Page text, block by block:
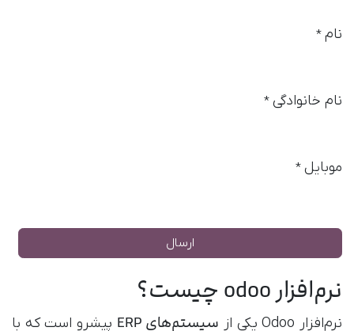
نام*
نام خانوادگی*
موبایل *
ارسال
نرم‌افزار odoo چیست؟
نرم‌افزار Odoo یکی از سیستم‌های ERP پیشرو است که با